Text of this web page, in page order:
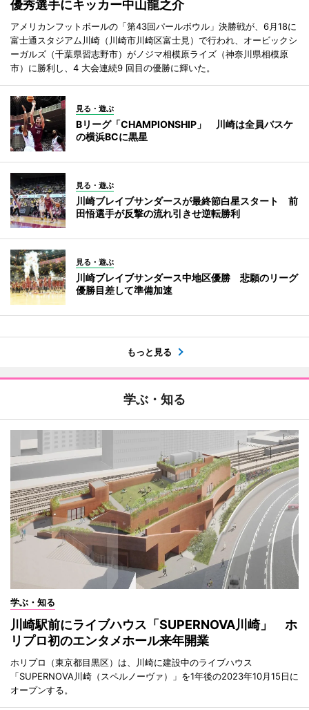
優秀選手にキッカー中山龍之介
アメリカンフットボールの「第43回パールボウル」決勝戦が、6月18に
富士通スタジアム川崎（川崎市川崎区富士見）で行われ、オービックシ
ーガルズ（千葉県習志野市）がノジマ相模原ライズ（神奈川県相模原
市）に勝利し、4 大会連続9 回目の優勝に輝いた。
見る・遊ぶ
Bリーグ「CHAMPIONSHIP」 川崎は全員バスケ
の横浜BCに黒星
見る・遊ぶ
川崎ブレイブサンダースが最終節白星スタート 前
田悟選手が反撃の流れ引きせ逆転勝利
見る・遊ぶ
川崎ブレイブサンダース中地区優勝 悲願のリーグ
優勝目差して準備加速
もっと見る
学ぶ・知る
学ぶ・知る
川崎駅前にライブハウス「SUPERNOVA川崎」 ホ
リプロ初のエンタメホール来年開業
ホリプロ（東京都目黒区）は、川崎に建設中のライブハウス
「SUPERNOVA川崎（スペルノーヴァ）」を1年後の2023年10月15日に
オープンする。